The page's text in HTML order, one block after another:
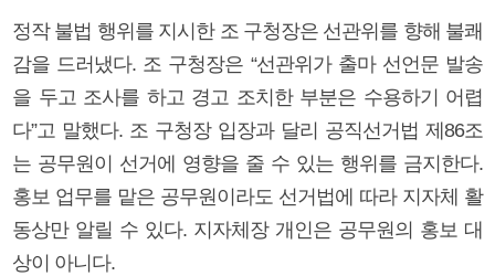
정작 불법 행위를 지시한 조 구청장은 선관위를 향해 불쾌
감을 드러냈다. 조 구청장은 “선관위가 출마 선언문 발송
을 두고 조사를 하고 경고 조치한 부분은 수용하기 어렵
다”고 말했다. 조 구청장 입장과 달리 공직선거법 제86조
는 공무원이 선거에 영향을 줄 수 있는 행위를 금지한다.
홍보 업무를 맡은 공무원이라도 선거법에 따라 지자체 활
동상만 알릴 수 있다. 지자체장 개인은 공무원의 홍보 대
상이 아니다.